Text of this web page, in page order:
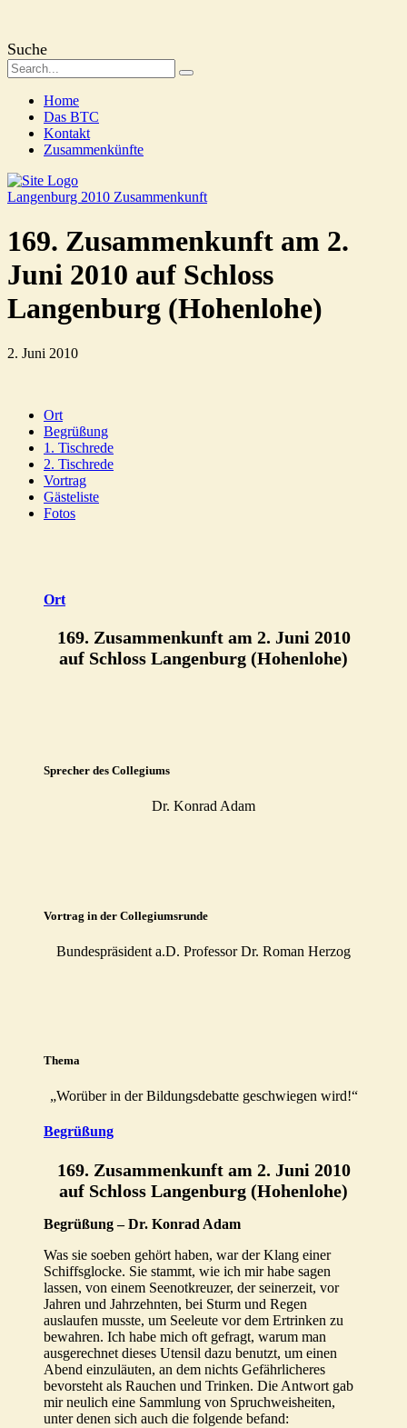
Suche
Home
Das BTC
Kontakt
Zusammenkünfte
Langenburg 2010 Zusammenkunft
169. Zusammenkunft am 2.
Juni 2010 auf Schloss
Langenburg (Hohenlohe)
2. Juni 2010
Ort
Begrüßung
1. Tischrede
2. Tischrede
Vortrag
Gästeliste
Fotos
Ort
169. Zusammenkunft am 2. Juni 2010
auf Schloss Langenburg (Hohenlohe)
Sprecher des Collegiums
Dr. Konrad Adam
Vortrag in der Collegiumsrunde
Bundespräsident a.D. Professor Dr. Roman Herzog
Thema
„Worüber in der Bildungsdebatte geschwiegen wird!“
Begrüßung
169. Zusammenkunft am 2. Juni 2010
auf Schloss Langenburg (Hohenlohe)
Begrüßung –Dr. Konrad Adam
Was sie soeben gehört haben, war der Klang einer
Schiffsglocke. Sie stammt, wie ich mir habe sagen
lassen, von einem Seenotkreuzer, der seinerzeit, vor
Jahren und Jahrzehnten, bei Sturm und Regen
auslaufen musste, um Seeleute vor dem Ertrinken zu
bewahren. Ich habe mich oft gefragt, warum man
ausgerechnet dieses Utensil dazu benutzt, um einen
Abend einzuläuten, an dem nichts Gefährlicheres
bevorsteht als Rauchen und Trinken. Die Antwort gab
mir neulich eine Sammlung von Spruchweisheiten,
unter denen sich auch die folgende befand: